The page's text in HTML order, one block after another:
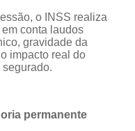
o INSS realiza
conta laudos
gravidade da
impacto real do
permanente